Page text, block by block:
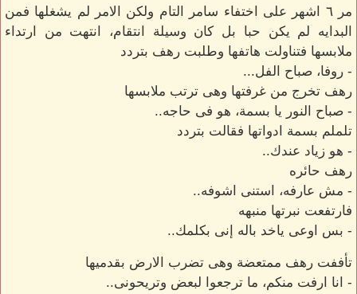
مر ٦ اشهر على اختفاء سامر التام ولكن الامر لم يشغلها فمن
البدايه لم يكن حبا بل كان وسيلة انتقام، انتهت من ارتداء
ملابسها فتناولت هاتفها وطلبت رهف بتردد
- روفا، صباح الفل...
رهف تخرج من غرفتها وهى ترتب ملابسها
- صباح النور يا بسمة، هو فى حاجه..
تلملم بسمة ادواتها فقالت بتردد
- هو زياد عندك..
رهف حائره
- مش عارفه، استنى اشوفه..
فارتفعت نبرتها منبهه
- بس اوعى ياخد باله إنى بكلمك..
تأففت رهف ممتعضة وهى تضرب الارض بقدميها
- انا ارفت منكم، ما ترجعوا لبعض وتريحونى..